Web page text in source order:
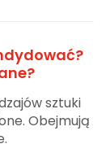
sztuki
Obejmują